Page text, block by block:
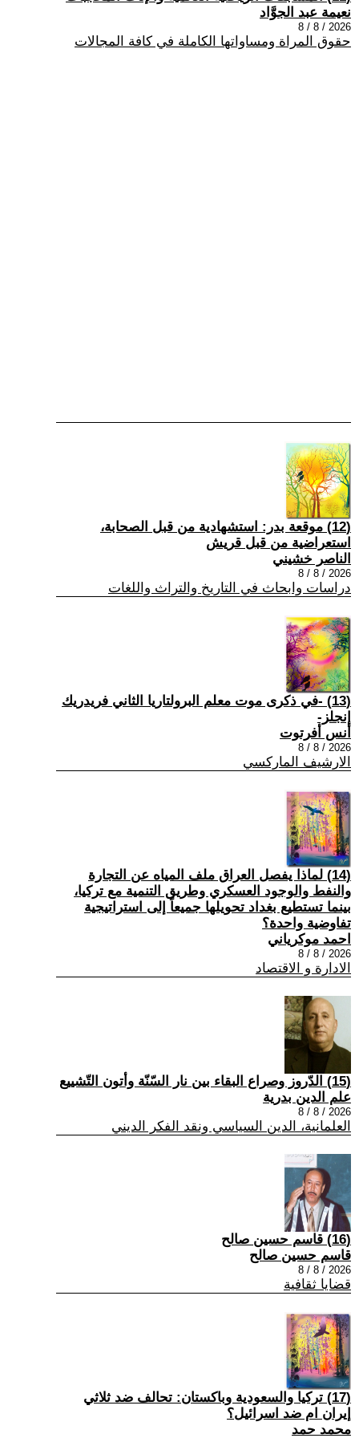
نعيمة عبد الجوَّاد
2026 / 8 / 8
حقوق المراة ومساواتها الكاملة في كافة المجالات
(12) موقعة بدر: استشهادية من قبل الصحابة،
استعراضية من قبل قريش
الناصر خشيني
2026 / 8 / 8
دراسات وابحاث في التاريخ والتراث واللغات
(13) -في ذكرى موت معلم البرولتاريا الثاني فريدريك
إنجلز-
أنس أفرتوت
2026 / 8 / 8
الارشيف الماركسي
(14) لماذا يفصل العراق ملف المياه عن التجارة
والنفط والوجود العسكري وطريق التنمية مع تركيا،
بينما تستطيع بغداد تحويلها جميعاً إلى استراتيجية
تفاوضية واحدة؟
احمد موكرياني
2026 / 8 / 8
الادارة و الاقتصاد
(15) الدّروز وصراع البقاء بين نار السّنّة وأتون التّشييع
علم الدين بدرية
2026 / 8 / 8
العلمانية، الدين السياسي ونقد الفكر الديني
(16) قاسم حسين صالح
قاسم حسين صالح
2026 / 8 / 8
قضايا ثقافية
(17) تركيا والسعودية وباكستان: تحالف ضد ثلاثي
إيران ام ضد اسرائيل؟
محمد حمد